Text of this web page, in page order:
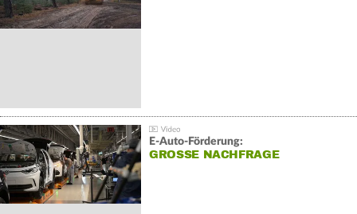
E-Auto-Förderung:
GROSSE NACHFRAGE